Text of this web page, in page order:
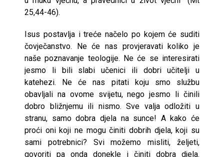
25,44-46).
Isus postavlja i treće načelo po kojem će suditi
čovječanstvo. Ne će nas provjeravati koliko je
naše poznavanje teologije. Ne će se interesirati
jesmo li bili slabi učenici ili dobri učitelji u
katehezi. Ne će nas pitati koju smo službu
obavljali na ovome svijetu, nego jesmo li činili
dobro bližnjemu ili nismo. Sve valja odložiti u
stranu, samo dobra djela na sunce! A kako će
proći oni koji ne mogu činiti dobrih djela, koji su
sami potrebnici? Svi možemo misliti, željeti,
govoriti pa onda donekle i činiti dobra djela.